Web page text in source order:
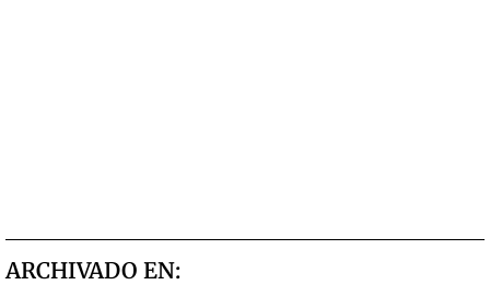
ARCHIVADO EN: